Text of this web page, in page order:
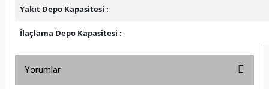
Yakıt Depo Kapasitesi :
İlaçlama Depo Kapasitesi :
Yorumlar